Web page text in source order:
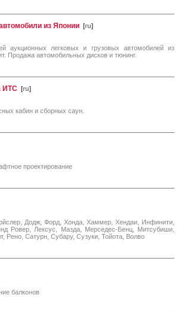
из Японии [ru]
аукционных легковых и грузовых автомобилей из
Продажа автомобильных дисков и тюнинг.
ИТС [ru]
кабин и сборных саун.
проектирование
Додж, Форд, Хонда, Хаммер, Хендаи, Инфинити,
Ровер, Лексус, Мазда, Мерседес-Бенц, Митсубиши,
Сатурн, Субару, Сузуки, Тойота, Волво
балконов